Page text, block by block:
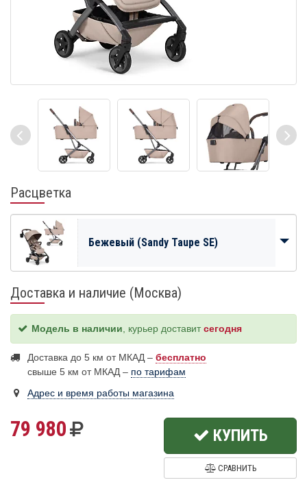
Расцветка
Бежевый (Sandy Taupe SE)
Доставка и наличие (Москва)
Модель в наличии , курьер доставитсегодня
Доставка до 5 км от МКАД – бесплатно
свыше 5 км от МКАД – по тарифам
Адрес и время работы магазина
79 980 КУПИТЬ
СРАВНИТЬ